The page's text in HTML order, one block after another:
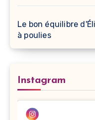
Le bon équilibre
à poulies
Instagram